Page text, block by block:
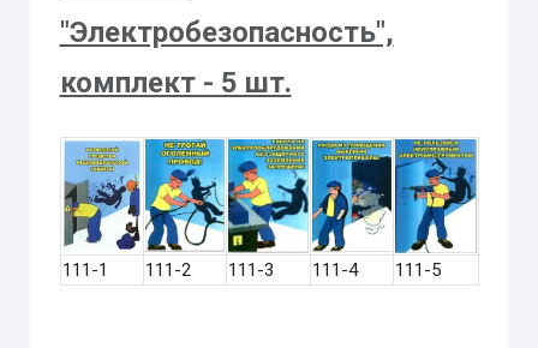
"Электробезопасность",
комплект - 5 шт.
111-1 111-2 111-3 111-4 111-5